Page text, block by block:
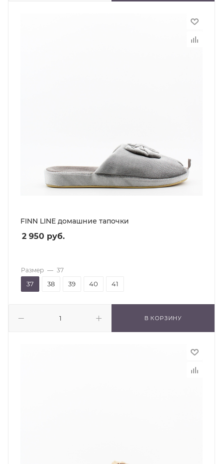
FINN LINE домашние тапочки
2 950 руб.
В КОРЗИНУ
Размер — 37
37 38 39 40 41